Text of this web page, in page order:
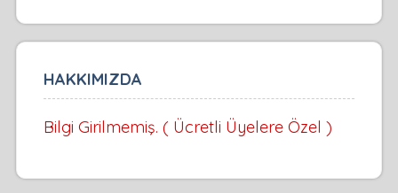
HAKKIMIZDA
Bilgi Girilmemiş. ( Ücretli Üyelere Özel )